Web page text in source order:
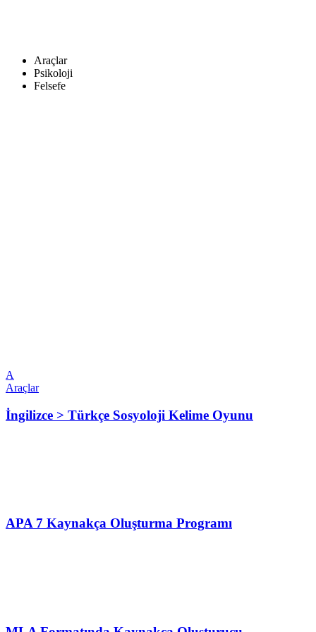
Araçlar
Psikoloji
Felsefe
A
Araçlar
İngilizce > Türkçe Sosyoloji Kelime Oyunu
APA 7 Kaynakça Oluşturma Programı